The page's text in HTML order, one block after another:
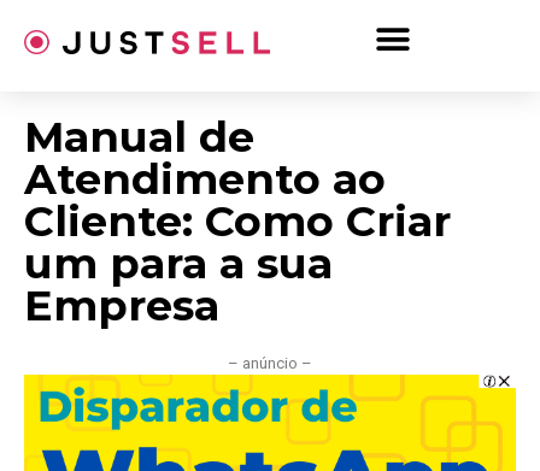
para
Manual de
Atendimento ao
Cliente: Como Criar
um para a sua
Empresa
– anúncio –